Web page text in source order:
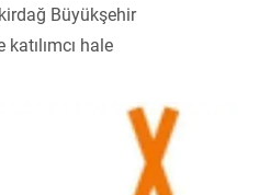
Büyükşehir
hale